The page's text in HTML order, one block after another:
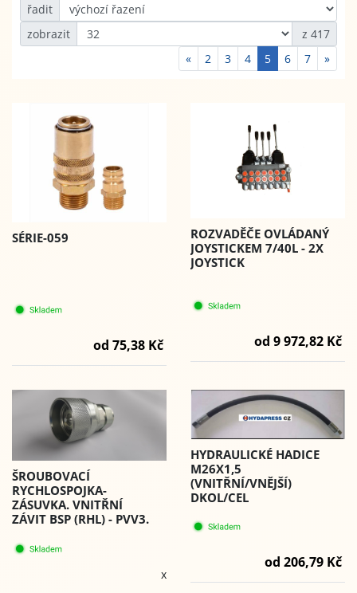
řadit
zobrazit
z 417
«
2 3 4 5 6 7 »
SÉRIE-059
od 75,38 Kč
ROZVADĚČE OVLÁDANÝ
JOYSTICKEM 7/40L - 2X
JOYSTICK
od 9 972,82 Kč
ŠROUBOVACÍ
RYCHLOSPOJKA-
ZÁSUVKA. VNITŘNÍ
ZÁVIT BSP (RHL) - PVV3.
x
HYDRAULICKÉ HADICE
M26X1,5
(VNITŘNÍ/VNĚJŠÍ)
DKOL/CEL
od 206,79 Kč